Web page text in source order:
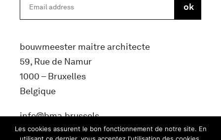
bouwmeester maitre architecte
59, Rue de Namur
1000 – Bruxelles
Belgique
info@bma.brussels
Les cookies assurent le bon fonctionnement de notre site. En